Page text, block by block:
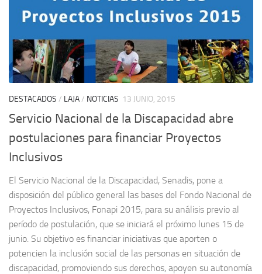
DESTACADOS / LAJA/ NOTICIAS 13 JUNIO, 2015
Servicio Nacional de la Discapacidad abre
postulaciones para financiar Proyectos
Inclusivos
El Servicio Nacional de la Discapacidad, Senadis, pone a
disposición del público general las bases del Fondo Nacional de
Proyectos Inclusivos, Fonapi 2015, para su análisis previo al
período de postulación, que se iniciará el próximo lunes 15 de
junio. Su objetivo es financiar iniciativas que aporten o
potencien la inclusión social de las personas en situación de
discapacidad, promoviendo sus derechos, apoyen su autonomía